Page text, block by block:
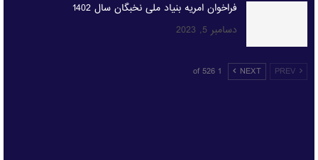
فراخوان امریه بنیاد ملی نخبگان سال 1402
دسامبر 5, 2023
PREV
NEXT
1 of 526